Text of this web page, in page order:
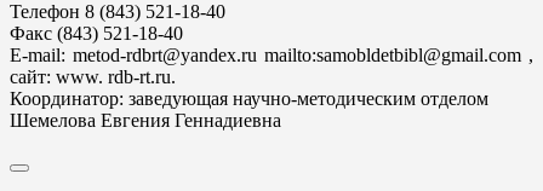
Телефон 8 (843) 521-18-40
Факс (843) 521-18-40
E-mail: metod-rdbrt@yandex.ru mailto:samobldetbibl@gmail.com ,
сайт: www. rdb-rt.ru.
Координатор: заведующая научно-методическим отделом
Шемелова Евгения Геннадиевна